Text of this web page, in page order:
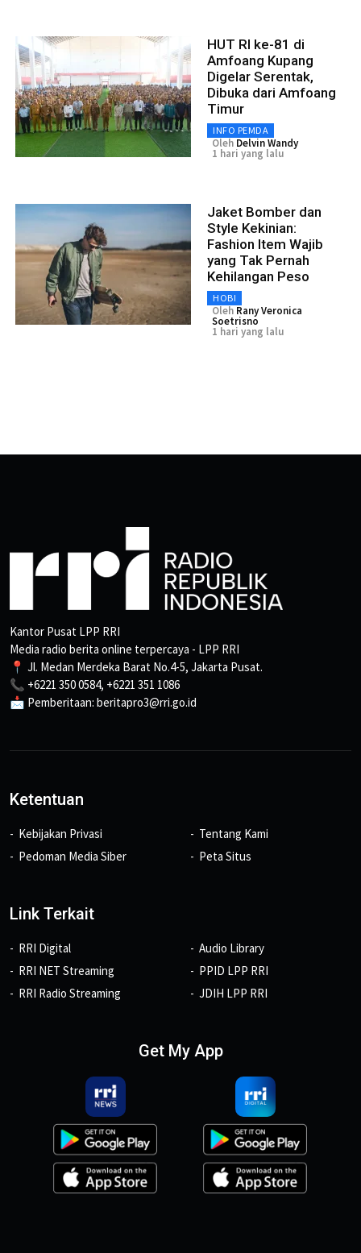
HUT RI ke-81 di
Amfoang Kupang
Digelar Serentak,
Dibuka dari Amfoang
Timur
INFO PEMDA
Oleh Delvin Wandy
1 hari yang lalu
Jaket Bomber dan
Style Kekinian:
Fashion Item Wajib
yang Tak Pernah
Kehilangan Peso
HOBI
Oleh Rany Veronica
Soetrisno
1 hari yang lalu
Kantor Pusat LPP RRI
Media radio berita online terpercaya - LPP RRI
📍 Jl. Medan Merdeka Barat No.4-5, Jakarta Pusat.
📞 +6221 350 0584, +6221 351 1086
📩 Pemberitaan: beritapro3@rri.go.id
Ketentuan
Kebijakan Privasi
Pedoman Media Siber
Tentang Kami
Peta Situs
Link Terkait
RRI Digital
RRI NET Streaming
RRI Radio Streaming
Audio Library
PPID LPP RRI
JDIH LPP RRI
Get My App